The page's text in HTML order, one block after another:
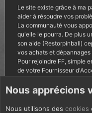
Le site existe grâce à ma
aider à résoudre vos
La communauté vous
qu'elle le pourra. De plus
son aide (Restorpinball)
vos achats et dépannages
Pour rejoindre FF, simple
de votre Fournisseur
Nous apprécions
Nous utilisons des cookies